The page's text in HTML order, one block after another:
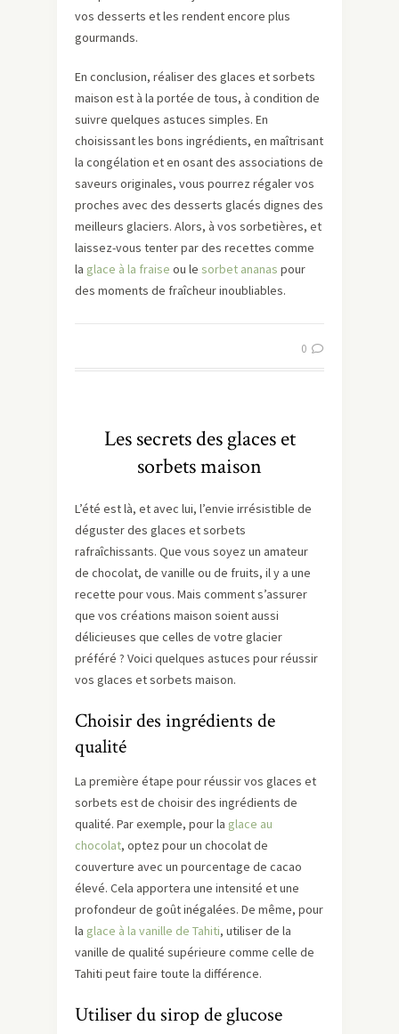
vos desserts et les rendent encore plus
gourmands.
En conclusion, réaliser des glaces et sorbets
maison est à la portée de tous, à condition de
suivre quelques astuces simples. En
choisissant les bons ingrédients, en maîtrisant
la congélation et en osant des associations de
saveurs originales, vous pourrez régaler vos
proches avec des desserts glacés dignes des
meilleurs glaciers. Alors, à vos sorbetières, et
laissez-vous tenter par des recettes comme
la glace à la fraise ou le sorbet ananas pour
des moments de fraîcheur inoubliables.
0
Les secrets des glaces et
sorbets maison
L’été est là, et avec lui, l’envie irrésistible de
déguster des glaces et sorbets
rafraîchissants. Que vous soyez un amateur
de chocolat, de vanille ou de fruits, il y a une
recette pour vous. Mais comment s’assurer
que vos créations maison soient aussi
délicieuses que celles de votre glacier
préféré ? Voici quelques astuces pour réussir
vos glaces et sorbets maison.
Choisir des ingrédients de
qualité
La première étape pour réussir vos glaces et
sorbets est de choisir des ingrédients de
qualité. Par exemple, pour la glace au
chocolat, optez pour un chocolat de
couverture avec un pourcentage de cacao
élevé. Cela apportera une intensité et une
profondeur de goût inégalées. De même, pour
la glace à la vanille de Tahiti, utiliser de la
vanille de qualité supérieure comme celle de
Tahiti peut faire toute la différence.
Utiliser du sirop de glucose